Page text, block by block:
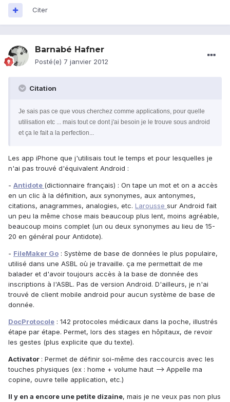
Citer
Barnabé Hafner
Posté(e) 7 janvier 2012
Citation
Je sais pas ce que vous cherchez comme applications, pour quelle
utilisation etc ... mais tout ce dont j'ai besoin je le trouve sous android
et ça le fait a la perfection...
Les app iPhone que j'utilisais tout le temps et pour lesquelles je
n'ai pas trouvé d'équivalent Android :
- Antidote (dictionnaire français) : On tape un mot et on a accès
en un clic à la définition, aux synonymes, aux antonymes,
citations, anagrammes, analogies, etc. Larousse sur Android fait
un peu la même chose mais beaucoup plus lent, moins agréable,
beaucoup moins complet (un ou deux synonymes au lieu de 15-
20 en général pour Antidote).
- FileMaker Go : Système de base de données le plus populaire,
utilisé dans une ASBL où je travaille. ça me permettait de me
balader et d'avoir toujours accès à la base de donnée des
inscriptions à l'ASBL. Pas de version Android. D'ailleurs, je n'ai
trouvé de client mobile android pour aucun système de base de
donnée.
DocProtocole : 142 protocoles médicaux dans la poche, illustrés
étape par étape. Permet, lors des stages en hôpitaux, de revoir
les gestes (plus explicite que du texte).
Activator : Permet de définir soi-même des raccourcis avec les
touches physiques (ex : home + volume haut --> Appelle ma
copine, ouvre telle application, etc.)
Il y en a encore une petite dizaine, mais je ne veux pas non plus